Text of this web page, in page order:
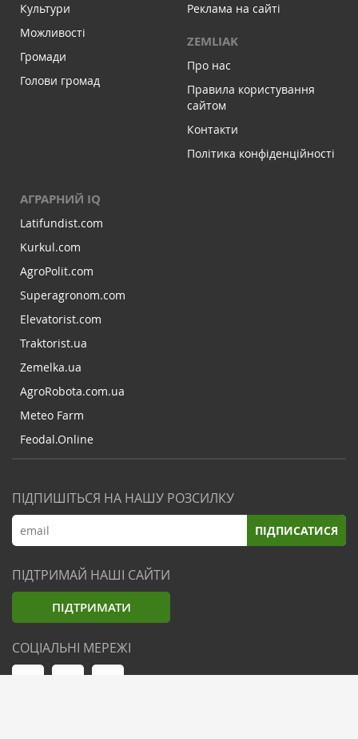
Культури
Можливості
Громади
Голови громад
Реклама на сайті
ZEMLIAK
Про нас
Правила користування
сайтом
Контакти
Політика конфіденційності
АГРАРНИЙ IQ
Latifundist.com
Kurkul.com
AgroPolit.com
Superagronom.com
Elevatorist.com
Traktorist.ua
Zemelka.ua
AgroRobota.com.ua
Meteo Farm
Feodal.Online
ПІДПИШІТЬСЯ НА НАШУ РОЗСИЛКУ
ПІДПИСАТИСЯ
ПІДТРИМАЙ НАШІ САЙТИ
ПІДТРИМАТИ
СОЦІАЛЬНІ МЕРЕЖІ